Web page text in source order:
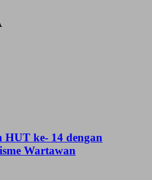
ke- 14 dengan
Wartawan